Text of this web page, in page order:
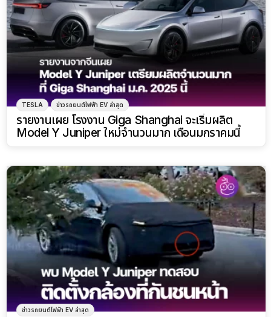
TESLA ข่าวรถยนต์ไฟฟ้า EV ล่าสุด
รายงานเผย โรงงาน Giga Shanghai จะเริ่มผลิต
Model Y Juniper ใหม่จำนวนมาก เดือนมกราคมนี้
ข่าวรถยนต์ไฟฟ้า EV ล่าสุด